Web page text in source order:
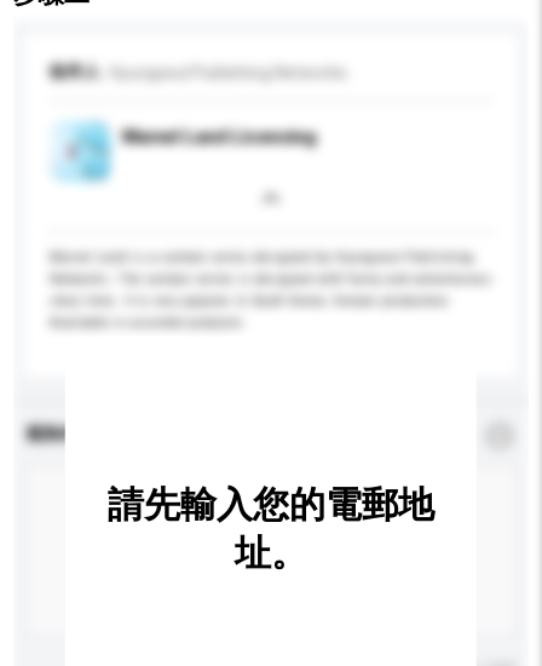
收件人
Marvel Land Licensing
查詢內容
請先輸入您的電郵地
址。